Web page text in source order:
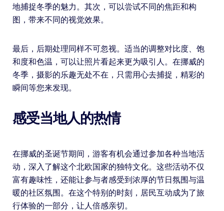
地捕捉冬季的魅力。其次，可以尝试不同的焦距和构
图，带来不同的视觉效果。
最后，后期处理同样不可忽视。适当的调整对比度、饱
和度和色温，可以让照片看起来更为吸引人。在挪威的
冬季，摄影的乐趣无处不在，只需用心去捕捉，精彩的
瞬间等您来发现。
感受当地人的热情
在挪威的圣诞节期间，游客有机会通过参加各种当地活
动，深入了解这个北欧国家的独特文化。这些活动不仅
富有趣味性，还能让参与者感受到浓厚的节日氛围与温
暖的社区氛围。在这个特别的时刻，居民互动成为了旅
行体验的一部分，让人倍感亲切。